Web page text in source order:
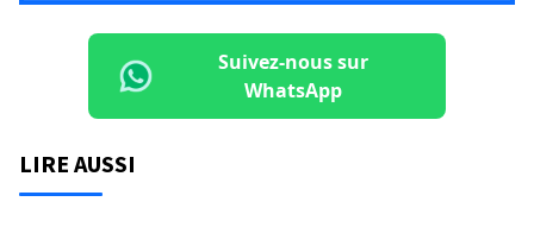
Suivez-nous sur
WhatsApp
LIRE AUSSI